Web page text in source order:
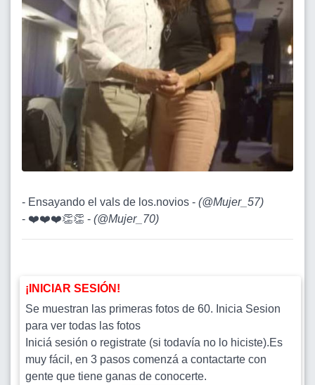
- Ensayando el vals de los.novios - (@Mujer_57)
- ❤️❤️❤️👏👏 - (@Mujer_70)
¡INICIAR SESIÓN!
Se muestran las primeras fotos de 60. Inicia Sesion
para ver todas las fotos
Iniciá sesión o registrate (si todavía no lo hiciste).Es
muy fácil, en 3 pasos comenzá a contactarte con
gente que tiene ganas de conocerte.